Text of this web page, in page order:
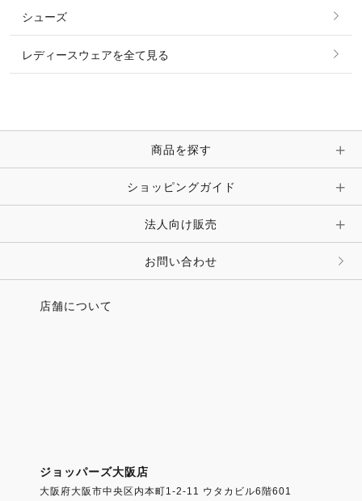
時計・財布・キーケース・革小物
キーホルダー・チャーム・ストラップ
ピアス・イヤリング
ピン・ブローチ・コサージュ
その他 アクセサリー
シューズ
レディースウェアを全て見る
商品を探す
ショッピングガイド
法人向け販売
お問い合わせ
店舗について
ジョッパーズ大阪店
大阪府大阪市中央区内本町1-2-11 ウタカビル6階601